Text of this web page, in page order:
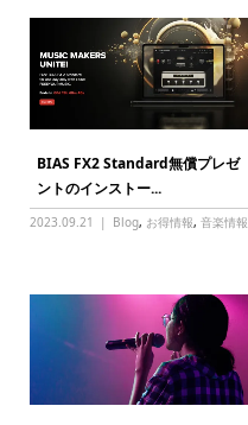
BIAS FX2 Standard無償プレゼ
ントのインストー...
2023.09.21 Blog, お得情報, 音楽情報